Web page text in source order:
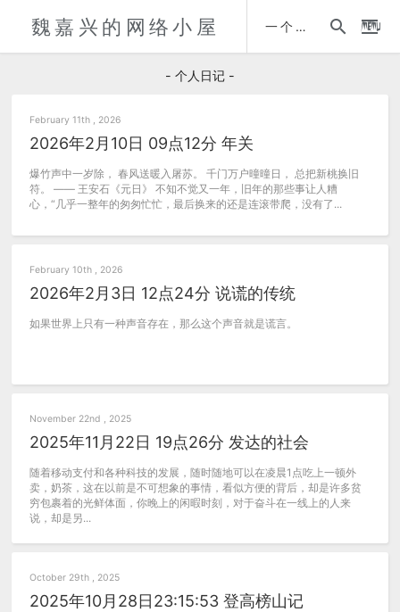
魏嘉兴的网络小屋 一个人的自传 时间轴
- 个人日记 -
February 11th , 2026
2026年2月10日 09点12分 年关
爆竹声中一岁除， 春风送暖入屠苏。 千门万户曈曈日， 总把新桃换旧
符。 —— 王安石《元日》 不知不觉又一年，旧年的那些事让人糟
心，“几乎一整年的匆匆忙忙，最后换来的还是连滚带爬，没有了...
February 10th , 2026
2026年2月3日 12点24分 说谎的传统
如果世界上只有一种声音存在，那么这个声音就是谎言。
November 22nd , 2025
2025年11月22日 19点26分 发达的社会
随着移动支付和各种科技的发展，随时随地可以在凌晨1点吃上一顿外
卖，奶茶，这在以前是不可想象的事情，看似方便的背后，却是许多贫
穷包裹着的光鲜体面，你晚上的闲暇时刻，对于奋斗在一线上的人来
说，却是另...
October 29th , 2025
2025年10月28日23:15:53 登高榜山记